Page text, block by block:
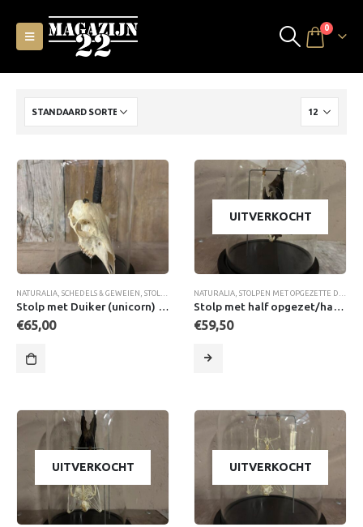
0
NATURALIA SCHEDELS & GEWEIEN STOLPEN MET SCHEDELS , STOLPEN MET SCHEDELS &
Stolp met Duiker (unicorn) schedel
€65,00
UITVERKOCHT
NATURALIA STOLPEN MET OPGEZETTE DIEREN
Stolp met half opgezet/half skelet Vleermuis
€59,50
UITVERKOCHT UITVERKOCHT